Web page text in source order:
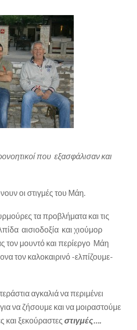
που εξασφάλισαν και
οι στιγμές του Μάη.
τα προβλήματα και τις
αισιοδοξία και χιούμορ
μουντό και περίεργο Μάη
τον καλοκαιρινό -ελπίζουμε-
αγκαλιά να περιμένει
να ζήσουμε και να μοιραστούμε
και ξεκούραστεςστιγμές….